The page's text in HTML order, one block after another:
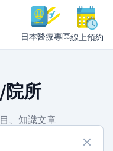
日本醫療專區線上預約
院所
、知識文章